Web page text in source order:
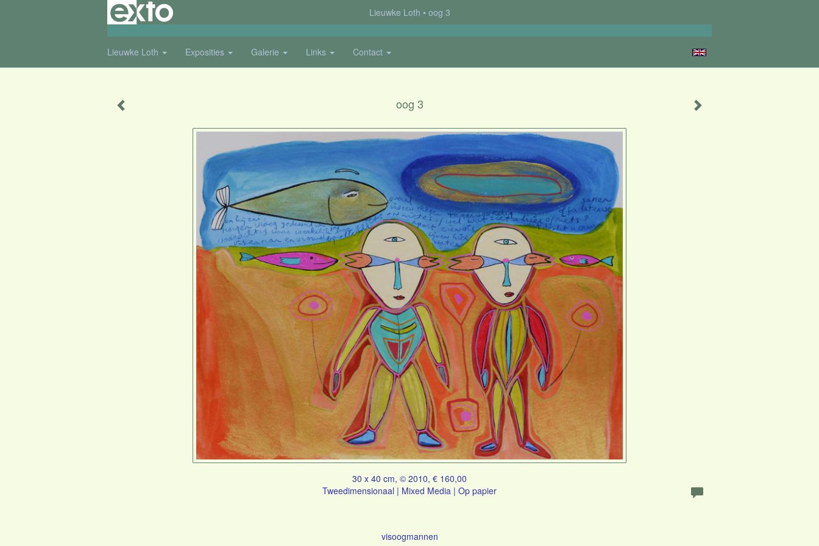
Lieuwke Loth oog 3
Lieuwke Loth Exposities Galerie Links Contact
oog 3
30 x 40 cm, © 2010, € 160,00
Tweedimensionaal | Mixed Media | Op papier
visoogmannen